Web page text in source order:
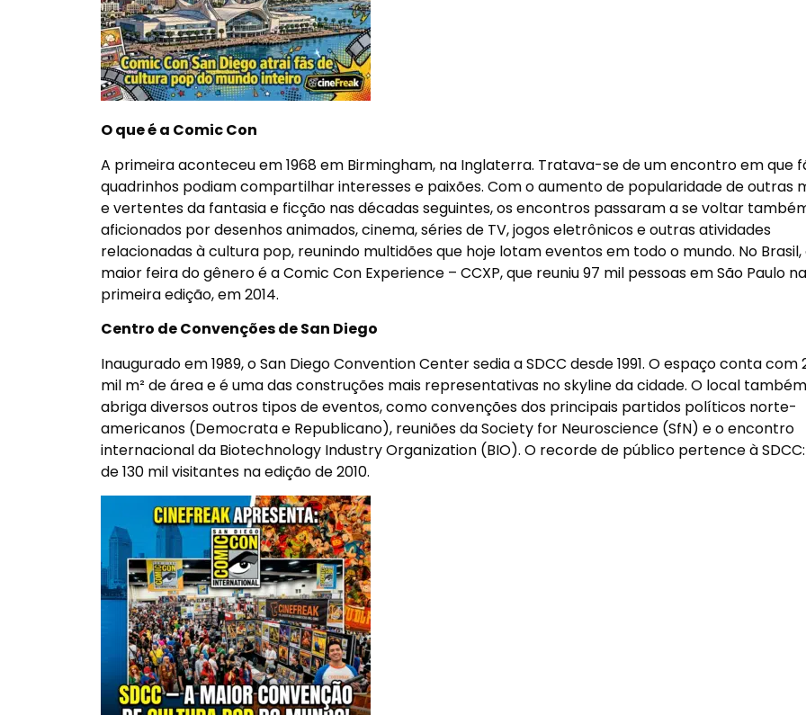
O que é a Comic Con
A primeira aconteceu em 1968 em Birmingham, na Inglaterra. Tratava-se de um encontro em que
quadrinhos podiam compartilhar interesses e paixões. Com o aumento de popularidade de outras
e vertentes da fantasia e ficção nas décadas seguintes, os encontros passaram a se voltar
aficionados por desenhos animados, cinema, séries de TV, jogos eletrônicos e outras atividades
relacionadas à cultura pop, reunindo multidões que hoje lotam eventos em todo o mundo. No Brasil,
maior feira do gênero é a Comic Con Experience – CCXP, que reuniu 97 mil pessoas em São Paulo na
primeira edição, em 2014.
Centro de Convenções de San Diego
Inaugurado em 1989, o San Diego Convention Center sedia a SDCC desde 1991. O espaço conta com
mil m² de área e é uma das construções mais representativas no skyline da cidade. O local também
abriga diversos outros tipos de eventos, como convenções dos principais partidos políticos norte-
americanos (Democrata e Republicano), reuniões da Society for Neuroscience (SfN) e o encontro
internacional da Biotechnology Industry Organization (BIO). O recorde de público pertence à
de 130 mil visitantes na edição de 2010.